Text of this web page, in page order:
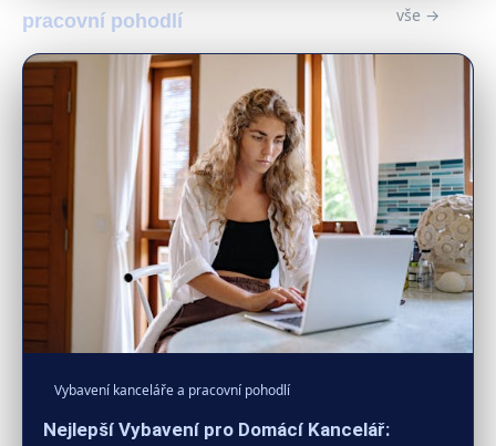
pracovní pohodlí
vše →
Vybavení kanceláře a pracovní pohodlí
Nejlepší Vybavení pro Domácí Kancelář: